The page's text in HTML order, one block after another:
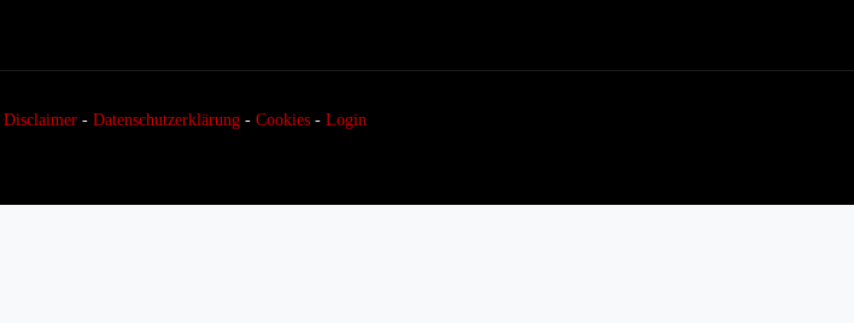
Disclaimer - Datenschutzerklärung - Cookies - Login